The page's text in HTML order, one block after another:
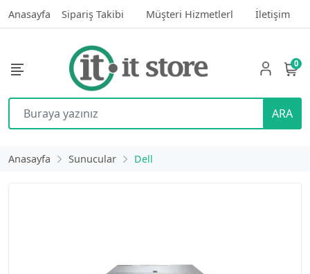
Anasayfa Sipariş Takibi Müşteri Hizmetlerl İletişim
ARA
0
Anasayfa Sunucular Dell